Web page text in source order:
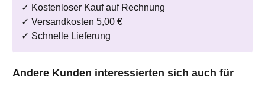
✓ Kostenloser Kauf auf Rechnung
✓ Versandkosten 5,00 €
✓ Schnelle Lieferung
Produktgalerie überspringen
Andere Kunden interessierten sich auch für